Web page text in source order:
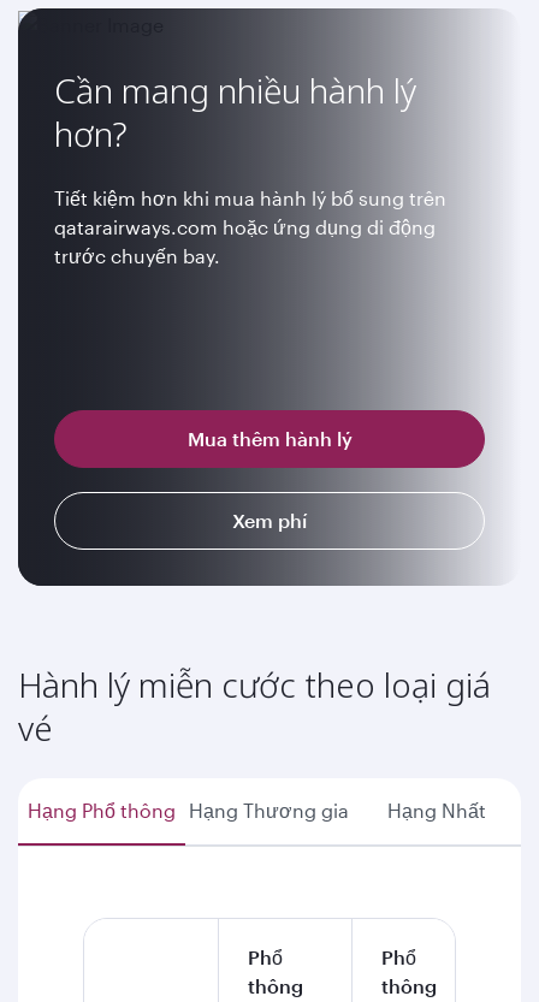
Cần mang nhiều hành lý
hơn?
Tiết kiệm hơn khi mua hành lý bổ sung trên
qatarairways.com hoặc ứng dụng di động
trước chuyến bay.
Mua thêm hành lý
Xem phí
Hành lý miễn cước theo loại giá
vé
Hạng Phổ thông Hạng Thương gia Hạng Nhất
Phổ
thông
Phổ
thông